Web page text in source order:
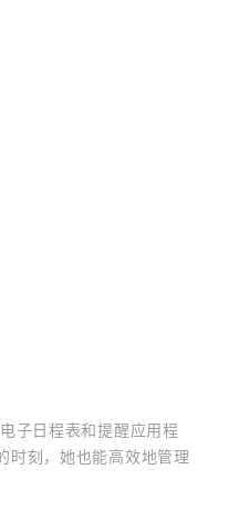
子日程表和提醒应用程
时刻，她也能高效地管理